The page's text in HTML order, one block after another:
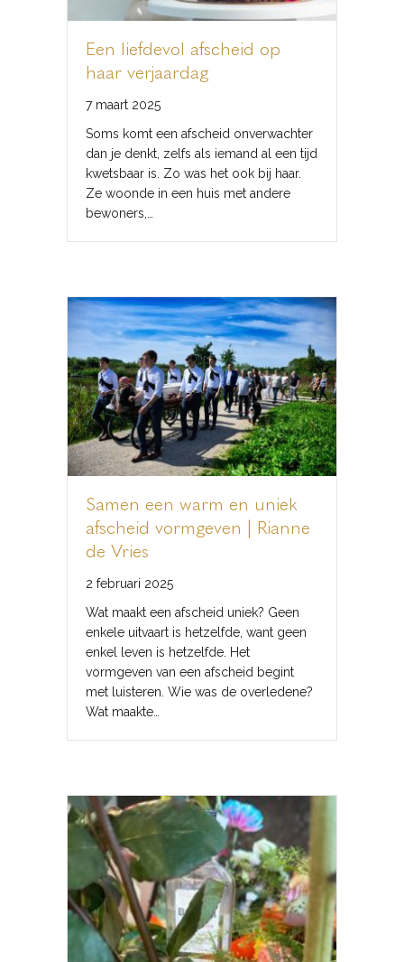
Een liefdevol afscheid op
haar verjaardag
7 maart 2025
Soms komt een afscheid onverwachter
dan je denkt, zelfs als iemand al een tijd
kwetsbaar is. Zo was het ook bij haar.
Ze woonde in een huis met andere
bewoners,…
Samen een warm en uniek
afscheid vormgeven | Rianne
de Vries
2 februari 2025
Wat maakt een afscheid uniek? Geen
enkele uitvaart is hetzelfde, want geen
enkel leven is hetzelfde. Het
vormgeven van een afscheid begint
met luisteren. Wie was de overledene?
Wat maakte…